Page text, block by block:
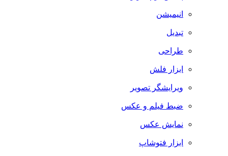
انیمیشن
تبدیل
طراحی
ابزار فلش
ویرایشگر تصویر
ضبط فيلم و عكس
نمایش عکس
ابزار فتوشاپ